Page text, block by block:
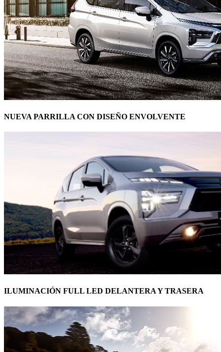
NUEVA PARRILLA CON DISEÑO ENVOLVENTE
ILUMINACIÓN FULL LED DELANTERA Y TRASERA